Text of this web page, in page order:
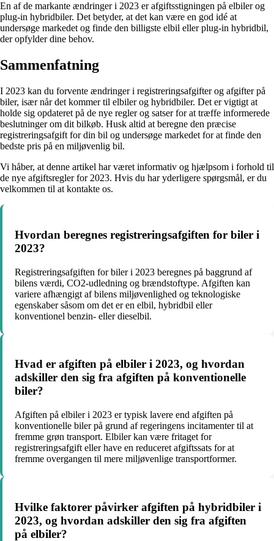
En af de markante ændringer i 2023 er afgiftsstigningen på elbiler og
plug-in hybridbiler. Det betyder, at det kan være en god idé at
undersøge markedet og finde den billigste elbil eller plug-in hybridbil,
der opfylder dine behov.
Sammenfatning
I 2023 kan du forvente ændringer i registreringsafgifter og afgifter på
biler, især når det kommer til elbiler og hybridbiler. Det er vigtigt at
holde sig opdateret på de nye regler og satser for at træffe informerede
beslutninger om dit bilkøb. Husk altid at beregne den præcise
registreringsafgift for din bil og undersøge markedet for at finde den
bedste pris på en miljøvenlig bil.
Vi håber, at denne artikel har været informativ og hjælpsom i forhold til
de nye afgiftsregler for 2023. Hvis du har yderligere spørgsmål, er du
velkommen til at kontakte os.
Hvordan beregnes registreringsafgiften for biler i
2023?
Registreringsafgiften for biler i 2023 beregnes på baggrund af
bilens værdi, CO2-udledning og brændstoftype. Afgiften kan
variere afhængigt af bilens miljøvenlighed og teknologiske
egenskaber såsom om det er en elbil, hybridbil eller
konventionel benzin- eller dieselbil.
Hvad er afgiften på elbiler i 2023, og hvordan
adskiller den sig fra afgiften på konventionelle
biler?
Afgiften på elbiler i 2023 er typisk lavere end afgiften på
konventionelle biler på grund af regeringens incitamenter til at
fremme grøn transport. Elbiler kan være fritaget for
registreringsafgift eller have en reduceret afgiftssats for at
fremme overgangen til mere miljøvenlige transportformer.
Hvilke faktorer påvirker afgiften på hybridbiler i
2023, og hvordan adskiller den sig fra afgiften
på elbiler?